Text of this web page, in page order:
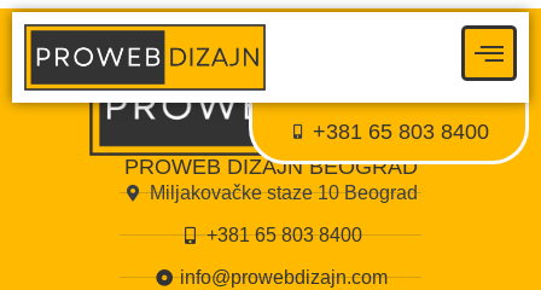
+381 65 803 8400
PROWEB DIZAJN BEOGRAD
Miljakovačke staze 10 Beograd
+381 65 803 8400
info@prowebdizajn.com
● Dostupan — Proweb Dizajn